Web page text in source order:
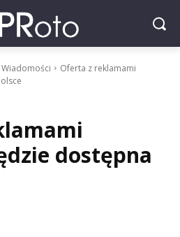
Wiadomości
Oferta z reklamami
dostępna